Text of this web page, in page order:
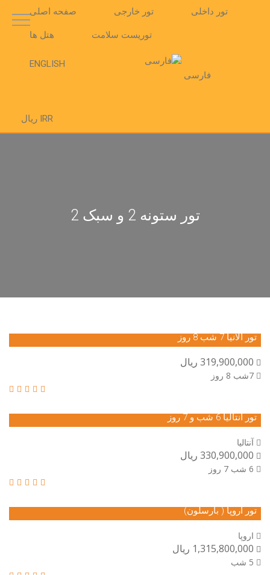
صفحه اصلی تور خارجی تور داخلی
هتل ها توریست سلامت
ENGLISH
فارسی
IRR ریال
تور ستونه 2 و سبک 2
تور آلانیا 7 شب 8 روز
319,900,000 ریال
تور آنتالیا 6 شب و 7 روز
آنتالیا
330,900,000 ریال
تور اروپا ( بارسلون)
اروپا
1,315,800,000 ریال